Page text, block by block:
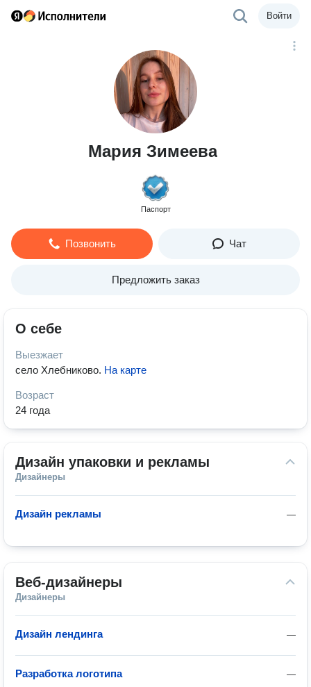
Войти
Мария Зимеева
Паспорт
Позвонить Чат
Предложить заказ
О себе
Выезжает
село Хлебниково. На карте
Возраст
24 года
Дизайн упаковки и рекламы
Дизайнеры
—
Дизайн рекламы
Веб-дизайнеры
Дизайнеры
—
Дизайн лендинга
—
Разработка логотипа